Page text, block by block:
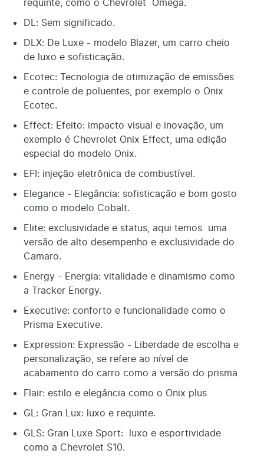
DL: Sem significado.
DLX: De Luxe - modelo Blazer, um carro cheio
de luxo e sofisticação.
Ecotec: Tecnologia de otimização de emissões
e controle de poluentes, por exemplo o Onix
Ecotec.
Effect: Efeito: impacto visual e inovação, um
exemplo é Chevrolet Onix Effect, uma edição
especial do modelo Onix.
EFI: injeção eletrônica de combustível.
Elegance - Elegância: sofisticação e bom gosto
como o modelo Cobalt.
Elite: exclusividade e status, aqui temos uma
versão de alto desempenho e exclusividade do
Camaro.
Energy - Energia: vitalidade e dinamismo como
a Tracker Energy.
Executive: conforto e funcionalidade como o
Prisma Executive.
Expression: Expressão - Liberdade de escolha e
personalização, se refere ao nível de
acabamento do carro como a versão do prisma
Flair: estilo e elegância como o Onix plus
GL: Gran Lux: luxo e requinte.
GLS: Gran Luxe Sport: luxo e esportividade
como a Chevrolet S10.